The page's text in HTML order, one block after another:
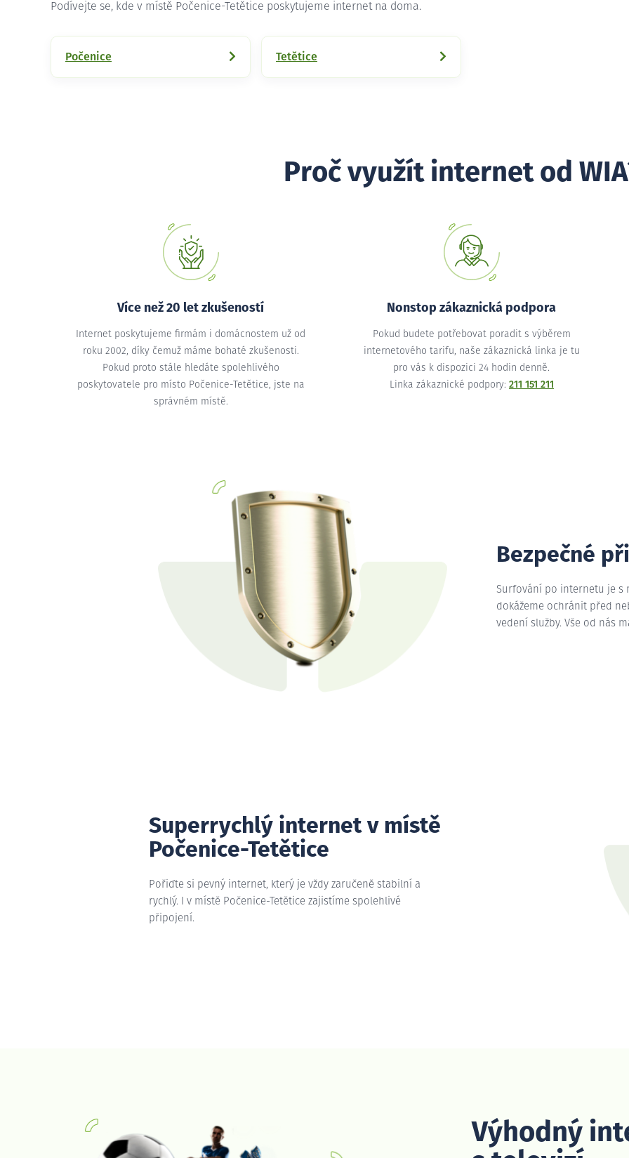
Podívejte se, kde v místě Počenice-Tetětice poskytujeme internet na doma.
Počenice Tetětice
Proč využít internet od
Více než 20 let zkušeností
Internet poskytujeme firmám i domácnostem už od
roku 2002, díky čemuž máme bohaté zkušenosti.
Pokud proto stále hledáte spolehlivého
poskytovatele pro místo Počenice-Tetětice, jste na
správném místě.
Nonstop zákaznická podpora
Pokud budete potřebovat poradit s výběrem
internetového tarifu, naše zákaznická linka je tu
pro vás k dispozici 24 hodin denně.
Linka zákaznické podpory: 211 151 211
Bezpečné
Surfování po internetu je s
dokážeme ochránit před
vedení služby. Vše od nás
Superrychlý internet v místě
Počenice-Tetětice
Pořiďte si pevný internet, který je vždy zaručeně stabilní a
rychlý. I v místě Počenice-Tetětice zajistíme spolehlivé
připojení.
Výhodný